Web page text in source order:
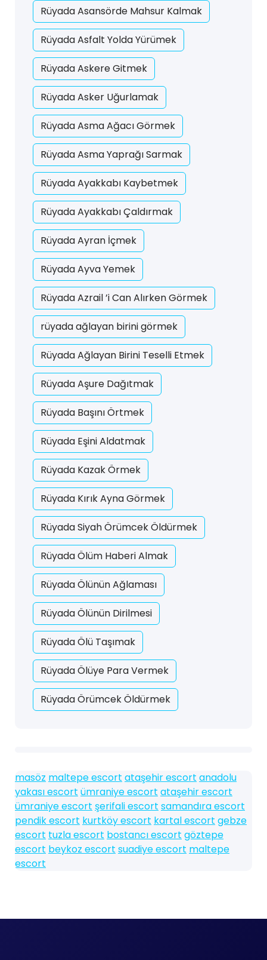
Rüyada Asansörde Mahsur Kalmak
Rüyada Asfalt Yolda Yürümek
Rüyada Askere Gitmek
Rüyada Asker Uğurlamak
Rüyada Asma Ağacı Görmek
Rüyada Asma Yaprağı Sarmak
Rüyada Ayakkabı Kaybetmek
Rüyada Ayakkabı Çaldırmak
Rüyada Ayran İçmek
Rüyada Ayva Yemek
Rüyada Azrail ’i Can Alırken Görmek
rüyada ağlayan birini görmek
Rüyada Ağlayan Birini Teselli Etmek
Rüyada Aşure Dağıtmak
Rüyada Başını Örtmek
Rüyada Eşini Aldatmak
Rüyada Kazak Örmek
Rüyada Kırık Ayna Görmek
Rüyada Siyah Örümcek Öldürmek
Rüyada Ölüm Haberi Almak
Rüyada Ölünün Ağlaması
Rüyada Ölünün Dirilmesi
Rüyada Ölü Taşımak
Rüyada Ölüye Para Vermek
Rüyada Örümcek Öldürmek
masöz maltepe escort ataşehir escort anadolu
yakası escort ümraniye escort ataşehir escort
ümraniye escort şerifali escort samandıra escort
pendik escort kurtköy escort kartal escort gebze
escort tuzla escort bostancı escort göztepe
escort beykoz escort suadiye escort maltepe
escort